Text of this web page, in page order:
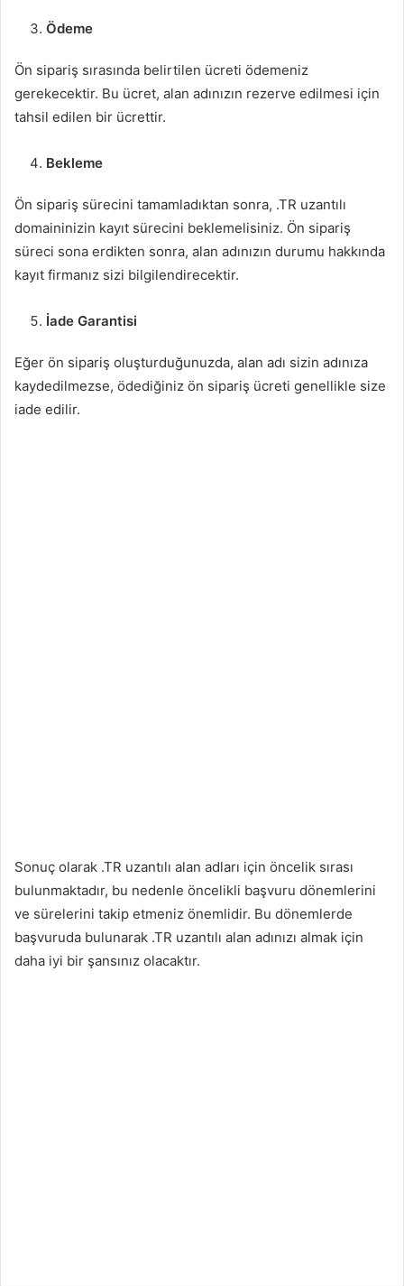
Ödeme
Ön sipariş sırasında belirtilen ücreti ödemeniz
gerekecektir. Bu ücret, alan adınızın rezerve edilmesi için
tahsil edilen bir ücrettir.
Bekleme
Ön sipariş sürecini tamamladıktan sonra, .TR uzantılı
domaininizin kayıt sürecini beklemelisiniz. Ön sipariş
süreci sona erdikten sonra, alan adınızın durumu hakkında
kayıt firmanız sizi bilgilendirecektir.
İade Garantisi
Eğer ön sipariş oluşturduğunuzda, alan adı sizin adınıza
kaydedilmezse, ödediğiniz ön sipariş ücreti genellikle size
iade edilir.
Sonuç olarak .TR uzantılı alan adları için öncelik sırası
bulunmaktadır, bu nedenle öncelikli başvuru dönemlerini
ve sürelerini takip etmeniz önemlidir. Bu dönemlerde
başvuruda bulunarak .TR uzantılı alan adınızı almak için
daha iyi bir şansınız olacaktır.